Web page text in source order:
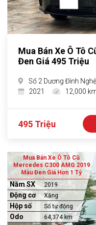
Mua Bán Xe Ô Tô
Đen Giá 495 Triệu
Số 2 Dương Đình
2021
12,000
495 Triệu
Mua Bán Xe Ô Tô Cũ
Mercedes C300 AMG 2019
Màu Đen Giá Hơn 1 Tỷ
Năm SX 2019
Động cơ Xăng
Hộp số Số tự động
Odo 64,374 km